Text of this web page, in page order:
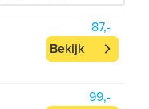
87,-
Bekijk
99,-